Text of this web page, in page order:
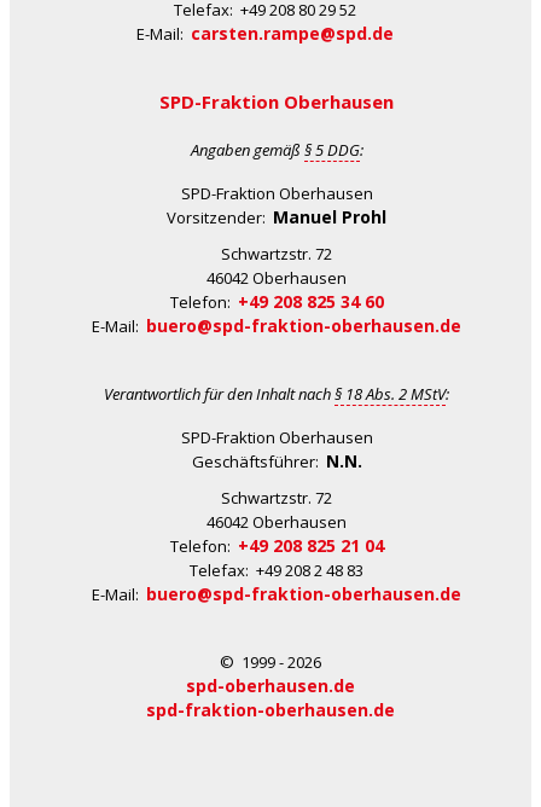
Telefax: +49 208 80 29 52
E-Mail: carsten.rampe@spd.de
SPD-Fraktion Oberhausen
Angaben gemäß § 5 DDG:
SPD-Fraktion Oberhausen
Vorsitzender: Manuel Prohl
Schwartzstr. 72
46042 Oberhausen
Telefon: +49 208 825 34 60
E-Mail: buero@spd-fraktion-oberhausen.de
Verantwortlich für den Inhalt nach§ 18 Abs. 2 MStV:
SPD-Fraktion Oberhausen
Geschäftsführer: N.N.
Schwartzstr. 72
46042 Oberhausen
Telefon: +49 208 825 21 04
Telefax: +49 208 2 48 83
E-Mail: buero@spd-fraktion-oberhausen.de
© 1999 - 2026
spd-oberhausen.de
spd-fraktion-oberhausen.de